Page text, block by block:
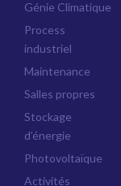
Génie Climatique
Process
industriel
Maintenance
Salles propres
Stockage
d’énergie
Photovoltaïque
Activités